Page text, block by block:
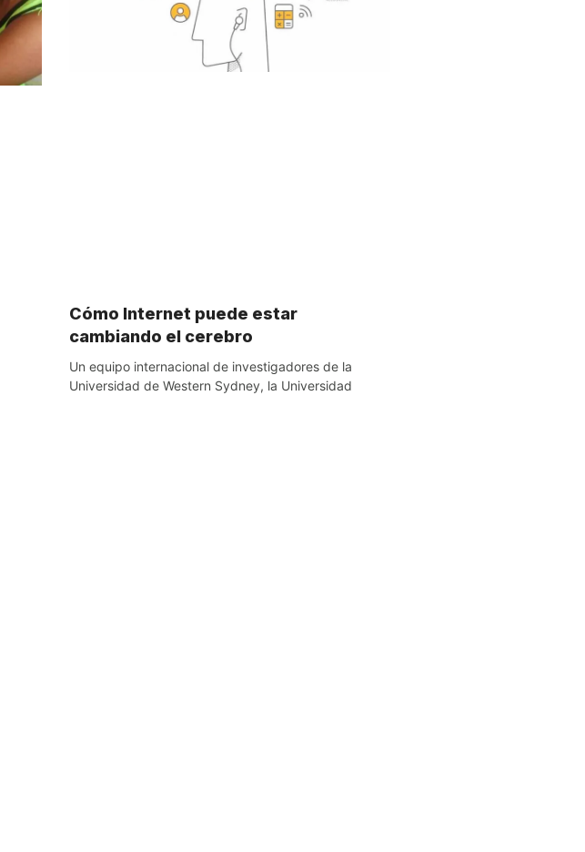
Cómo Internet puede estar
cambiando el cerebro
Un equipo internacional de investigadores de la
Universidad de Western Sydney, la Universidad